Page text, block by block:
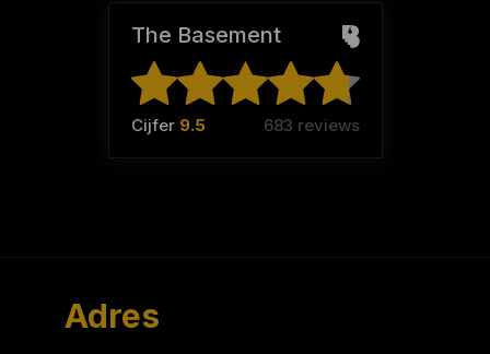
The Basement
Cijfer 9.5 683 reviews
Adres